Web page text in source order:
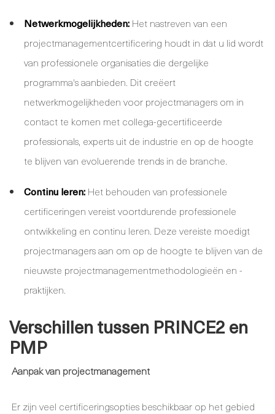
Netwerkmogelijkheden: Het nastreven van een
projectmanagementcertificering houdt in dat u lid wordt
van professionele organisaties die dergelijke
programma's aanbieden. Dit creëert
netwerkmogelijkheden voor projectmanagers om in
contact te komen met collega-gecertificeerde
professionals, experts uit de industrie en op de hoogte
te blijven van evoluerende trends in de branche.
Continu leren: Het behouden van professionele
certificeringen vereist voortdurende professionele
ontwikkeling en continu leren. Deze vereiste moedigt
projectmanagers aan om op de hoogte te blijven van de
nieuwste projectmanagementmethodologieën en -
praktijken.
Verschillen tussen PRINCE2 en
PMP
Aanpak van projectmanagement
Er zijn veel certificeringsopties beschikbaar op het gebied